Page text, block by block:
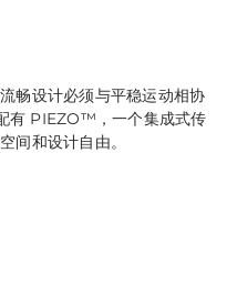
畅设计必须与平稳运动相协
有 PIEZO™，一个集成式传
间和设计自由。